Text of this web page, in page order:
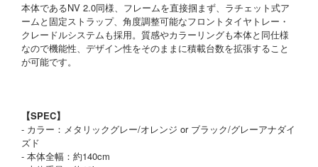
本体であるNV 2.0同様、フレームを直接掴まず、ラチェット式ア
ームと固定ストラップ、角度調整可能なフロントタイヤトレー・
クレードルシステムも採用。質感やカラーリングも本体と同仕様
なので機能性、デザイン性をそのままに積載台数を拡張すること
が可能です。
【SPEC】
- カラー：メタリックグレー/オレンジ or ブラック/グレーアナダイ
ズド
- 本体全幅：約140cm